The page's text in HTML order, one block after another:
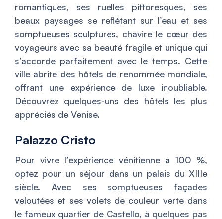
romantiques, ses ruelles pittoresques, ses
beaux paysages se reflétant sur l’eau et ses
somptueuses sculptures, chavire le cœur des
voyageurs avec sa beauté fragile et unique qui
s’accorde parfaitement avec le temps. Cette
ville abrite des hôtels de renommée mondiale,
offrant une expérience de luxe inoubliable.
Découvrez quelques-uns des hôtels les plus
appréciés de Venise.
Palazzo Cristo
Pour vivre l’expérience vénitienne à 100 %,
optez pour un séjour dans un palais du XIIIe
siècle. Avec ses somptueuses façades
veloutées et ses volets de couleur verte dans
le fameux quartier de Castello, à quelques pas